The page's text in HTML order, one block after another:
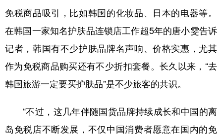
免税商品吸引，比如韩国的化妆品、日本的电器等。
在韩国一家知名护肤品连锁店工作超5年的唐小雯告诉
记者，韩国有不少护肤品牌名声响、价格实惠，尤其
作为免税商品购买还有不少折扣套餐。长久以来，“去
韩国旅游一定要买护肤品”是不少旅客的共识。
“不过，这几年伴随国货品牌持续成长和中国的离
岛免税店不断发展，不仅中国消费者愿意在国内的免